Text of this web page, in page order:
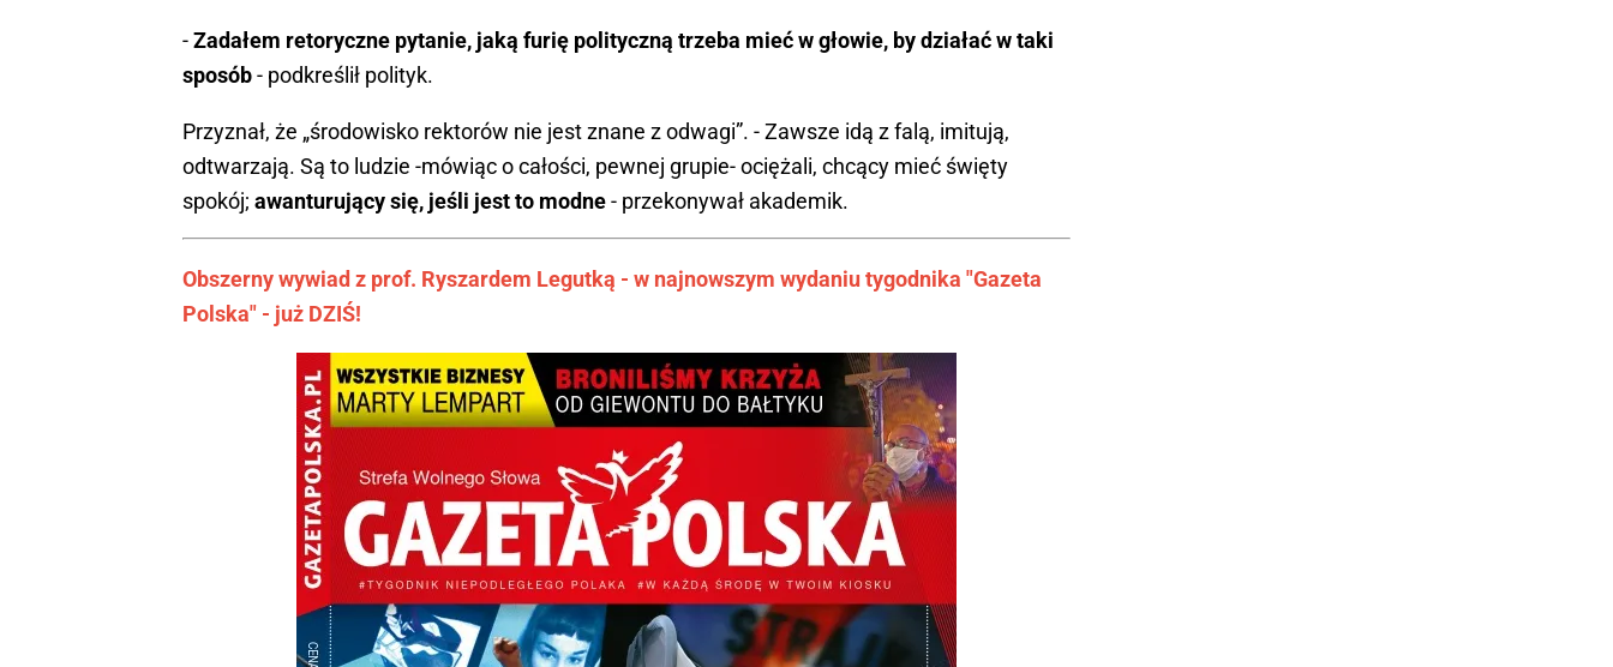
-Zadałem retoryczne pytanie, jaką furię polityczną trzeba mieć w głowie, by działać w taki
sposób- podkreślił polityk.
Przyznał, że „środowisko rektorów nie jest znane z odwagi”. - Zawsze idą z falą, imitują,
odtwarzają. Są to ludzie -mówiąc o całości, pewnej grupie- ociężali, chcący mieć święty
spokój; awanturujący się, jeśli jest to modne- przekonywał akademik.
Obszerny wywiad z prof. Ryszardem Legutką - w najnowszym wydaniu tygodnika "Gazeta
Polska" - już DZIŚ!